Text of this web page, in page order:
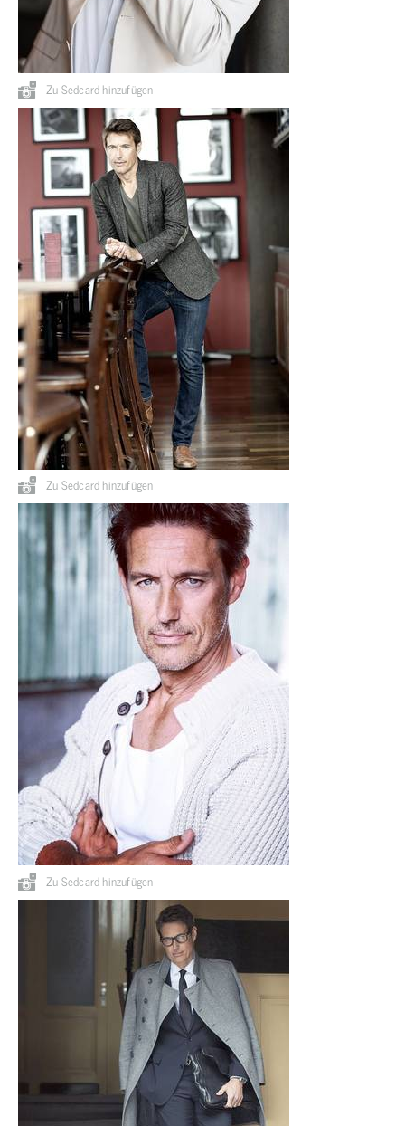
Zu Sedcard hinzufügen
Zu Sedcard hinzufügen
Zu Sedcard hinzufügen